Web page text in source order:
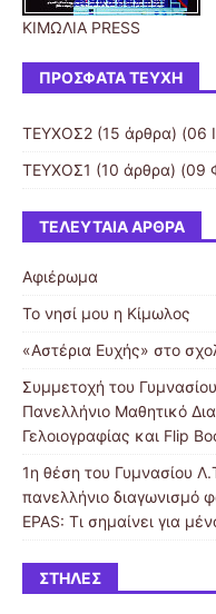
ΚΙΜΩΛΙΑ PRESS
ΠΡΌΣΦΑΤΑ ΤΕΎΧΗ
ΤΕΥΧΟΣ2 (15 άρθρα) (06
ΤΕΥΧΟΣ1 (10 άρθρα) (09
ΤΕΛΕΥΤΑΊΑ ΆΡΘΡΑ
Αφιέρωμα
Το νησί μου η Κίμωλος
«Αστέρια Ευχής» στο
Συμμετοχή του
Πανελλήνιο Μαθητικό
Γελοιογραφίας και Flip
1η θέση του Γυμνασίου
πανελλήνιο διαγωνισμό
EPAS: Τι σημαίνει για
ΣΤΉΛΕΣ